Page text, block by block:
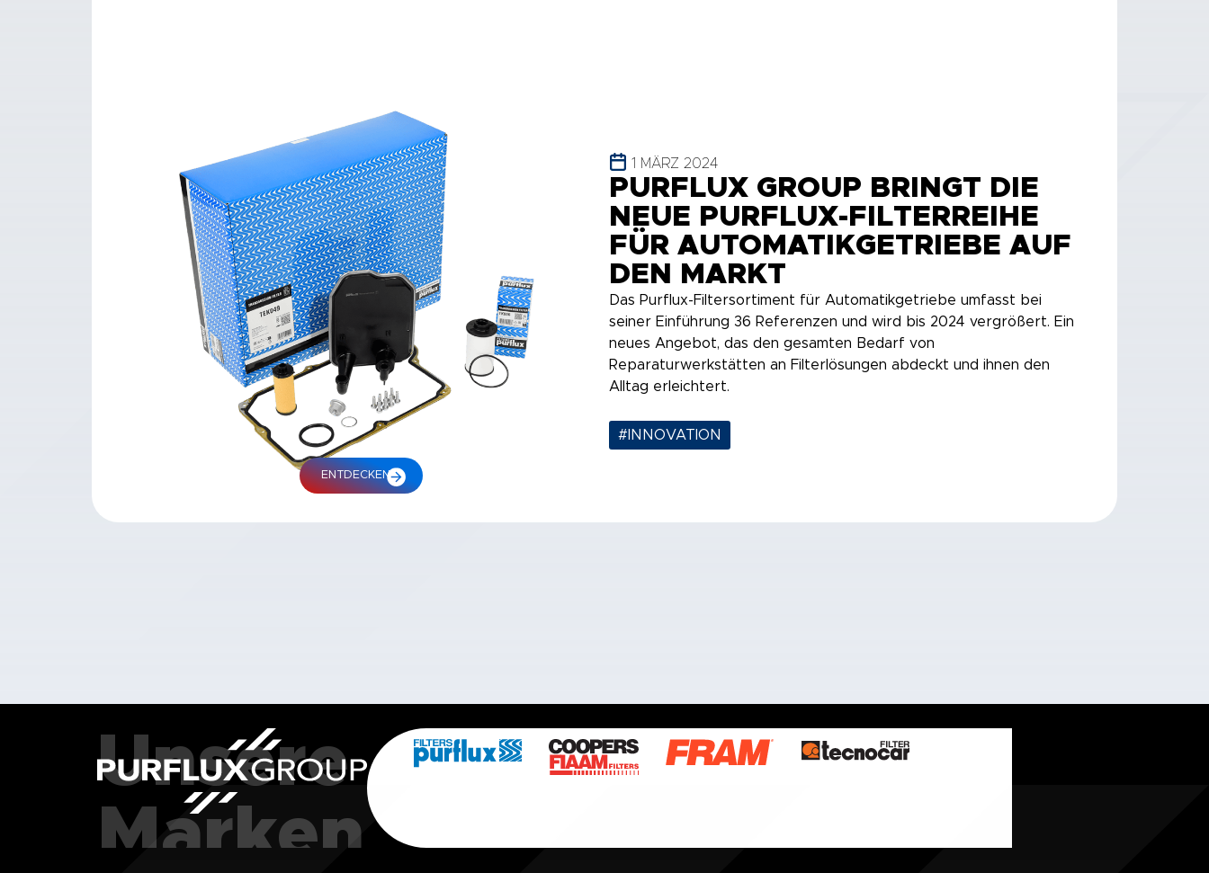
ENTDECKEN
1 MÄRZ 2024
PURFLUX GROUP BRINGT DIE
NEUE PURFLUX-FILTERREIHE
FÜR AUTOMATIKGETRIEBE AUF
DEN MARKT
Das Purflux-Filtersortiment für Automatikgetriebe umfasst bei
seiner Einführung 36 Referenzen und wird bis 2024 vergrößert. Ein
neues Angebot, das den gesamten Bedarf von
Reparaturwerkstätten an Filterlösungen abdeckt und ihnen den
Alltag erleichtert.
#INNOVATION
Unsere
Marken